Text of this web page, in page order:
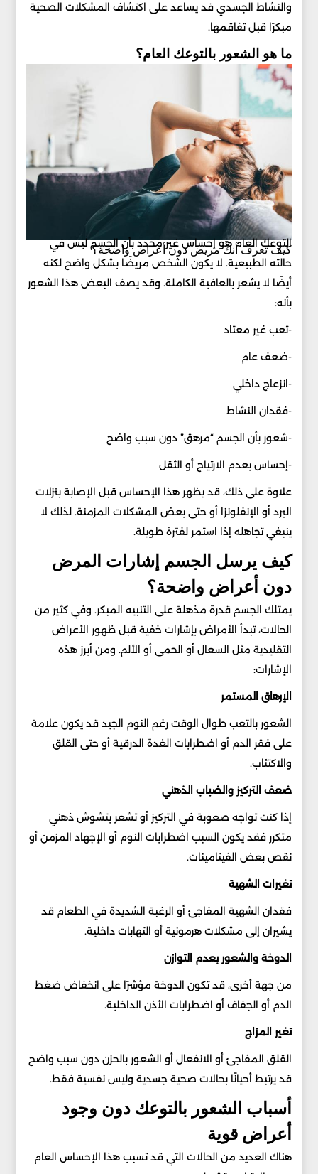
والنشاط الجسدي قد يساعد على اكتشاف المشكلات الصحية
مبكرًا قبل تفاقمها.
ما هو الشعور بالتوعك العام؟
كيف تعرف أنك مريض دون أعراض واضحة؟
التوعك العام هو إحساس غير محدد بأن الجسم ليس في
حالته الطبيعية. لا يكون الشخص مريضًا بشكل واضح لكنه
أيضًا لا يشعر بالعافية الكاملة. وقد يصف البعض هذا الشعور
بأنه:
-تعب غير معتاد
-ضعف عام
-انزعاج داخلي
-فقدان النشاط
-شعور بأن الجسم “مرهق” دون سبب واضح
-إحساس بعدم الارتياح أو الثقل
علاوة على ذلك، قد يظهر هذا الإحساس قبل الإصابة بنزلات
البرد أو الإنفلونزا أو حتى بعض المشكلات المزمنة. لذلك لا
ينبغي تجاهله إذا استمر لفترة طويلة.
كيف يرسل الجسم إشارات المرض
دون أعراض واضحة؟
يمتلك الجسم قدرة مذهلة على التنبيه المبكر. وفي كثير من
الحالات، تبدأ الأمراض بإشارات خفية قبل ظهور الأعراض
التقليدية مثل السعال أو الحمى أو الألم. ومن أبرز هذه
الإشارات:
الإرهاق المستمر
الشعور بالتعب طوال الوقت رغم النوم الجيد قد يكون علامة
على فقر الدم أو اضطرابات الغدة الدرقية أو حتى القلق
والاكتئاب.
ضعف التركيز والضباب الذهني
إذا كنت تواجه صعوبة في التركيز أو تشعر بتشوش ذهني
متكرر فقد يكون السبب اضطرابات النوم أو الإجهاد المزمن أو
نقص بعض الفيتامينات.
تغيرات الشهية
فقدان الشهية المفاجئ أو الرغبة الشديدة في الطعام قد
يشيران إلى مشكلات هرمونية أو التهابات داخلية.
الدوخة والشعور بعدم التوازن
من جهة أخرى، قد تكون الدوخة مؤشرًا على انخفاض ضغط
الدم أو الجفاف أو اضطرابات الأذن الداخلية.
تغير المزاج
القلق المفاجئ أو الانفعال أو الشعور بالحزن دون سبب واضح
قد يرتبط أحيانًا بحالات صحية جسدية وليس نفسية فقط.
أسباب الشعور بالتوعك دون وجود
أعراض قوية
هناك العديد من الحالات التي قد تسبب هذا الإحساس العام